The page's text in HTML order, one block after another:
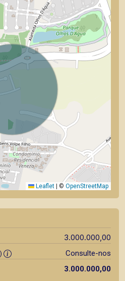
Leaflet © OpenStreetMap
3.000.000,00
Consulte-nos
3.000.000,00